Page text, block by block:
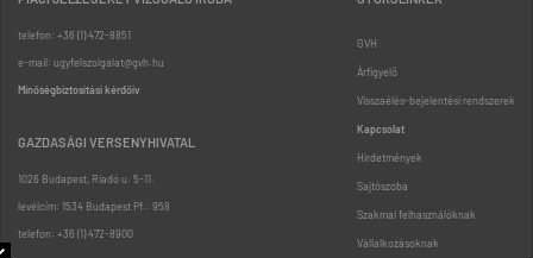
telefon: +36 (1) 472-8851
e-mail: ugyfelszolgalat@gvh.hu
Minőségbiztosítási kérdőív
GAZDASÁGI VERSENYHIVATAL
1026 Budapest, Riadó u. 5-11.
levélcím: 1534 Budapest Pf.: 958
telefon: +36 (1) 472-8900
GVH
Árfigyelő
Visszaélés-bejelentési rendszerek
Kapcsolat
Hirdetmények
Sajtószoba
Szakmai felhasználóknak
Vállalkozásoknak